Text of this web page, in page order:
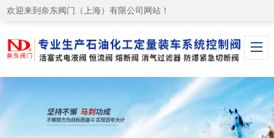
欢迎来到奈东阀门（上海）有限公司网站！